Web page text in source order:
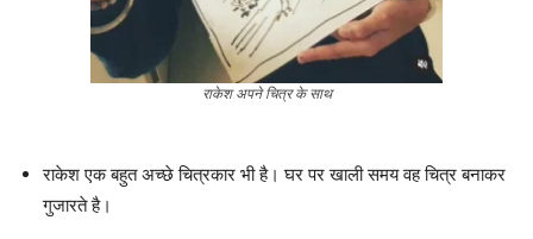
राकेश अपने चित्र के साथ
राकेश एक बहुत अच्छे चित्रकार भी है। घर पर खाली समय वह चित्र बनाकर
गुजारते है।